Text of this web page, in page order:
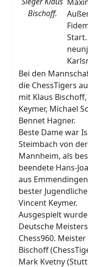
Bischoff.
Bei den
die ChessTigers
mit Klaus
Keymer, Michael
Bennet Hagner.
Beste Dame war
Steimbach von
Mannheim, als
beendete Hans-
aus
bester
Vincent Keymer.
Ausgespielt
Deutsche
Chess960.
Bischoff
Mark Kvetny